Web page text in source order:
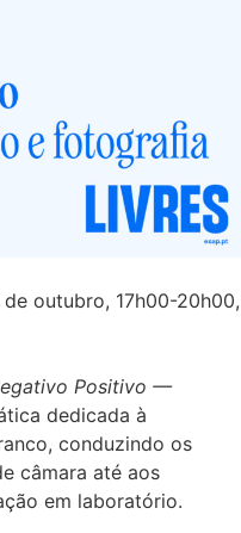
outubro, 17h00-20h00,
Positivo —
dedicada à
conduzindo os
câmara até aos
em laboratório.